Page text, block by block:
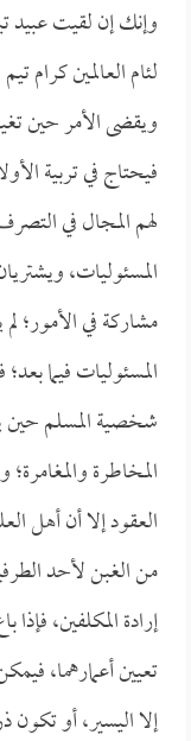
وإنك إن لقيت عبيد
لئام العالمين
ويقضى الأمر حين
فيحتاج في تربية
لهم المجال في
المسئوليات،
مشاركة في الأمور؛
المسئوليات فيما
شخصية المسلم حين
المخاطرة
العقود إلا أن أهل
من الغبن لأحد
إرادة المكلفين،
تعيين أعمارهما،
إلا اليسير، أو تكون